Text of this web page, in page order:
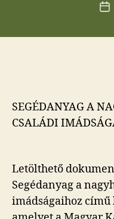
SEGÉDANYAG A
CSALÁDI
Letölthető
Segédanyag a
imádságaihoz